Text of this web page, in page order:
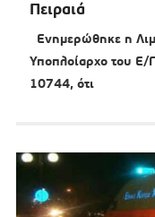
Πειραιά
Ενημερώθηκε η
Υποπλοίαρχο του Ε/
10744, ότι